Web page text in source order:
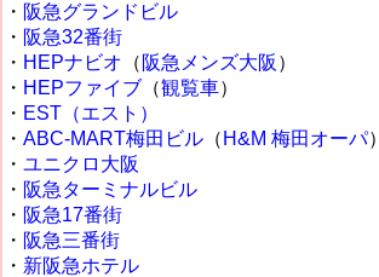
・ 阪急グランドビル
・ 阪急32番街
・ HEPナビオ （ 阪急メンズ大阪 ）
・ HEPファイブ （観覧車）
・ EST（エスト）
・ ABC-MART梅田ビル （ H&M 梅田オーパ）
・ ユニクロ大阪
・ 阪急ターミナルビル
・ 阪急17番街
・ 阪急三番街
・ 新阪急ホテル